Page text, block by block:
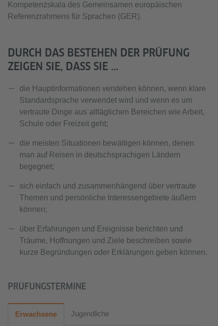
Kompetenzskala des Gemeinsamen europäischen
Referenzrahmens für Sprachen (GER).
DURCH DAS BESTEHEN DER PRÜFUNG
ZEIGEN SIE, DASS SIE ...
die Hauptinformationen verstehen können, wenn klare
Standardsprache verwendet wird und wenn es um
vertraute Dinge aus alltäglichen Bereichen wie Arbeit,
Schule oder Freizeit geht;
die meisten Situationen bewältigen können, denen
man auf Reisen in deutschsprachigen Ländern
begegnet;
sich einfach und zusammenhängend über vertraute
Themen und persönliche Interessengebiete äußern
können;
über Erfahrungen und Ereignisse berichten und
Träume, Hoffnungen und Ziele beschreiben sowie
kurze Begründungen oder Erklärungen geben können.
PRÜFUNGSTERMINE
Erwachsene Jugendliche